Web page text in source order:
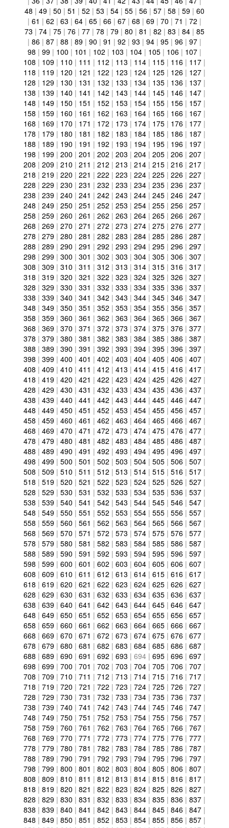
48 | 49 | 50 | 51 | 52 | 53 | 54 | 55 | 56 | 57 | 58 | 59 | 60
| 61 | 62 | 63 | 64 | 65 | 66 | 67 | 68 | 69 | 70 | 71 | 72 |
73 | 74 | 75 | 76 | 77 | 78 | 79 | 80 | 81 | 82 | 83 | 84 | 85
| 86 | 87 | 88 | 89 | 90 | 91 | 92 | 93 | 94 | 95 | 96 | 97 |
98 | 99 | 100 | 101 | 102 | 103 | 104 | 105 | 106 | 107 |
108 | 109 | 110 | 111 | 112 | 113 | 114 | 115 | 116 | 117 |
118 | 119 | 120 | 121 | 122 | 123 | 124 | 125 | 126 | 127 |
128 | 129 | 130 | 131 | 132 | 133 | 134 | 135 | 136 | 137 |
138 | 139 | 140 | 141 | 142 | 143 | 144 | 145 | 146 | 147 |
148 | 149 | 150 | 151 | 152 | 153 | 154 | 155 | 156 | 157 |
158 | 159 | 160 | 161 | 162 | 163 | 164 | 165 | 166 | 167 |
168 | 169 | 170 | 171 | 172 | 173 | 174 | 175 | 176 | 177 |
178 | 179 | 180 | 181 | 182 | 183 | 184 | 185 | 186 | 187 |
188 | 189 | 190 | 191 | 192 | 193 | 194 | 195 | 196 | 197 |
198 | 199 | 200 | 201 | 202 | 203 | 204 | 205 | 206 | 207 |
208 | 209 | 210 | 211 | 212 | 213 | 214 | 215 | 216 | 217 |
218 | 219 | 220 | 221 | 222 | 223 | 224 | 225 | 226 | 227 |
228 | 229 | 230 | 231 | 232 | 233 | 234 | 235 | 236 | 237 |
238 | 239 | 240 | 241 | 242 | 243 | 244 | 245 | 246 | 247 |
248 | 249 | 250 | 251 | 252 | 253 | 254 | 255 | 256 | 257 |
258 | 259 | 260 | 261 | 262 | 263 | 264 | 265 | 266 | 267 |
268 | 269 | 270 | 271 | 272 | 273 | 274 | 275 | 276 | 277 |
278 | 279 | 280 | 281 | 282 | 283 | 284 | 285 | 286 | 287 |
288 | 289 | 290 | 291 | 292 | 293 | 294 | 295 | 296 | 297 |
298 | 299 | 300 | 301 | 302 | 303 | 304 | 305 | 306 | 307 |
308 | 309 | 310 | 311 | 312 | 313 | 314 | 315 | 316 | 317 |
318 | 319 | 320 | 321 | 322 | 323 | 324 | 325 | 326 | 327 |
328 | 329 | 330 | 331 | 332 | 333 | 334 | 335 | 336 | 337 |
338 | 339 | 340 | 341 | 342 | 343 | 344 | 345 | 346 | 347 |
348 | 349 | 350 | 351 | 352 | 353 | 354 | 355 | 356 | 357 |
358 | 359 | 360 | 361 | 362 | 363 | 364 | 365 | 366 | 367 |
368 | 369 | 370 | 371 | 372 | 373 | 374 | 375 | 376 | 377 |
378 | 379 | 380 | 381 | 382 | 383 | 384 | 385 | 386 | 387 |
388 | 389 | 390 | 391 | 392 | 393 | 394 | 395 | 396 | 397 |
398 | 399 | 400 | 401 | 402 | 403 | 404 | 405 | 406 | 407 |
408 | 409 | 410 | 411 | 412 | 413 | 414 | 415 | 416 | 417 |
418 | 419 | 420 | 421 | 422 | 423 | 424 | 425 | 426 | 427 |
428 | 429 | 430 | 431 | 432 | 433 | 434 | 435 | 436 | 437 |
438 | 439 | 440 | 441 | 442 | 443 | 444 | 445 | 446 | 447 |
448 | 449 | 450 | 451 | 452 | 453 | 454 | 455 | 456 | 457 |
458 | 459 | 460 | 461 | 462 | 463 | 464 | 465 | 466 | 467 |
468 | 469 | 470 | 471 | 472 | 473 | 474 | 475 | 476 | 477 |
478 | 479 | 480 | 481 | 482 | 483 | 484 | 485 | 486 | 487 |
488 | 489 | 490 | 491 | 492 | 493 | 494 | 495 | 496 | 497 |
498 | 499 | 500 | 501 | 502 | 503 | 504 | 505 | 506 | 507 |
508 | 509 | 510 | 511 | 512 | 513 | 514 | 515 | 516 | 517 |
518 | 519 | 520 | 521 | 522 | 523 | 524 | 525 | 526 | 527 |
528 | 529 | 530 | 531 | 532 | 533 | 534 | 535 | 536 | 537 |
538 | 539 | 540 | 541 | 542 | 543 | 544 | 545 | 546 | 547 |
548 | 549 | 550 | 551 | 552 | 553 | 554 | 555 | 556 | 557 |
558 | 559 | 560 | 561 | 562 | 563 | 564 | 565 | 566 | 567 |
568 | 569 | 570 | 571 | 572 | 573 | 574 | 575 | 576 | 577 |
578 | 579 | 580 | 581 | 582 | 583 | 584 | 585 | 586 | 587 |
588 | 589 | 590 | 591 | 592 | 593 | 594 | 595 | 596 | 597 |
598 | 599 | 600 | 601 | 602 | 603 | 604 | 605 | 606 | 607 |
608 | 609 | 610 | 611 | 612 | 613 | 614 | 615 | 616 | 617 |
618 | 619 | 620 | 621 | 622 | 623 | 624 | 625 | 626 | 627 |
628 | 629 | 630 | 631 | 632 | 633 | 634 | 635 | 636 | 637 |
638 | 639 | 640 | 641 | 642 | 643 | 644 | 645 | 646 | 647 |
648 | 649 | 650 | 651 | 652 | 653 | 654 | 655 | 656 | 657 |
658 | 659 | 660 | 661 | 662 | 663 | 664 | 665 | 666 | 667 |
668 | 669 | 670 | 671 | 672 | 673 | 674 | 675 | 676 | 677 |
678 | 679 | 680 | 681 | 682 | 683 | 684 | 685 | 686 | 687 |
688 | 689 | 690 | 691 | 692 | 693 | 694 | 695 | 696 | 697 |
698 | 699 | 700 | 701 | 702 | 703 | 704 | 705 | 706 | 707 |
708 | 709 | 710 | 711 | 712 | 713 | 714 | 715 | 716 | 717 |
718 | 719 | 720 | 721 | 722 | 723 | 724 | 725 | 726 | 727 |
728 | 729 | 730 | 731 | 732 | 733 | 734 | 735 | 736 | 737 |
738 | 739 | 740 | 741 | 742 | 743 | 744 | 745 | 746 | 747 |
748 | 749 | 750 | 751 | 752 | 753 | 754 | 755 | 756 | 757 |
758 | 759 | 760 | 761 | 762 | 763 | 764 | 765 | 766 | 767 |
768 | 769 | 770 | 771 | 772 | 773 | 774 | 775 | 776 | 777 |
778 | 779 | 780 | 781 | 782 | 783 | 784 | 785 | 786 | 787 |
788 | 789 | 790 | 791 | 792 | 793 | 794 | 795 | 796 | 797 |
798 | 799 | 800 | 801 | 802 | 803 | 804 | 805 | 806 | 807 |
808 | 809 | 810 | 811 | 812 | 813 | 814 | 815 | 816 | 817 |
818 | 819 | 820 | 821 | 822 | 823 | 824 | 825 | 826 | 827 |
828 | 829 | 830 | 831 | 832 | 833 | 834 | 835 | 836 | 837 |
838 | 839 | 840 | 841 | 842 | 843 | 844 | 845 | 846 | 847 |
848 | 849 | 850 | 851 | 852 | 853 | 854 | 855 | 856 | 857 |